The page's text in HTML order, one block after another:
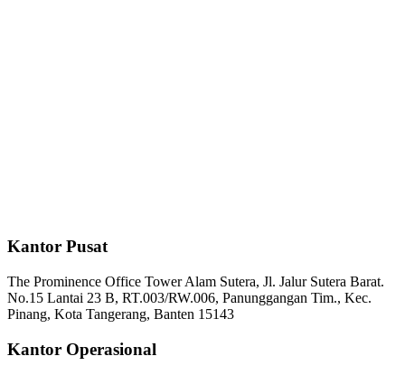
Kantor Pusat
The Prominence Office Tower Alam Sutera, Jl. Jalur Sutera Barat.
No.15 Lantai 23 B, RT.003/RW.006, Panunggangan Tim., Kec.
Pinang, Kota Tangerang, Banten 15143
Kantor Operasional